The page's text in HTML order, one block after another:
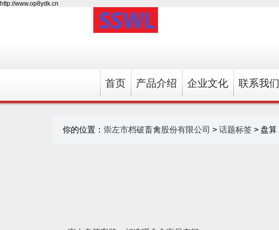
http://www.op8ydk.cn
首页 产品介绍 企业文化 联系我们
你的位置： 崇左市档破畜禽股份有限公司 > 话题标签 > 盘算